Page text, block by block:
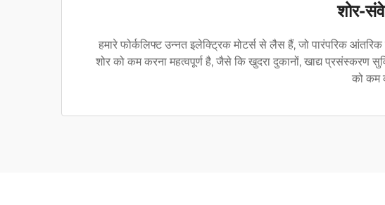
शोर-
हमारे फोर्कलिफ्ट उन्नत इलेक्ट्रिक मोटर्स से लैस हैं, जो पारंपरिक
शोर को कम करना महत्वपूर्ण है, जैसे कि खुदरा दुकानों, खाद्य प्रसंस्करण
को कम